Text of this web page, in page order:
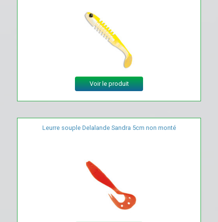
Voir le produit
Leurre souple Delalande Sandra 5cm non monté